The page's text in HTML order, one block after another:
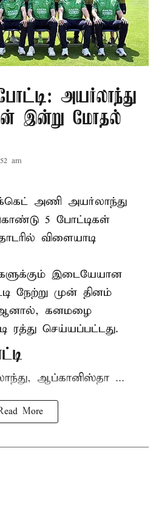
அயர்லாந்து
இன்று மோதல்
am
அணி அயர்லாந்து
5 போட்டிகள்
விளையாடி
இடையேயான
நேற்று முன் தினம்
ஆனால், கனமழை
செய்யப்பட்டது.
ஆப்கானிஸ்தா ...
More